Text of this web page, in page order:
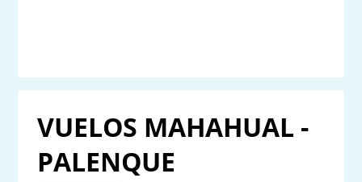
VUELOS MAHAHUAL -
PALENQUE